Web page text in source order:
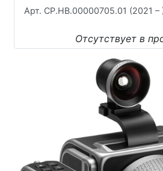
Арт. CP.HB.00000705.01 (2021 –
Отсутствует в